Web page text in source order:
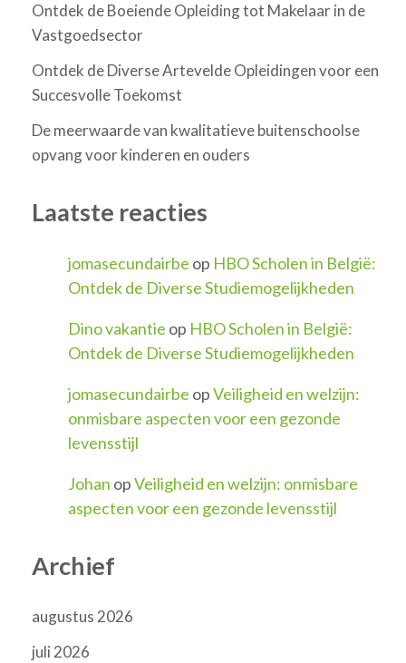
Ontdek de Boeiende Opleiding tot Makelaar in de
Vastgoedsector
Ontdek de Diverse Artevelde Opleidingen voor een
Succesvolle Toekomst
De meerwaarde van kwalitatieve buitenschoolse
opvang voor kinderen en ouders
Laatste reacties
jomasecundairbe op HBO Scholen in België:
Ontdek de Diverse Studiemogelijkheden
Dino vakantie op HBO Scholen in België:
Ontdek de Diverse Studiemogelijkheden
jomasecundairbe opVeiligheid en welzijn:
onmisbare aspecten voor een gezonde
levensstijl
Johan opVeiligheid en welzijn: onmisbare
aspecten voor een gezonde levensstijl
Archief
augustus 2026
juli 2026